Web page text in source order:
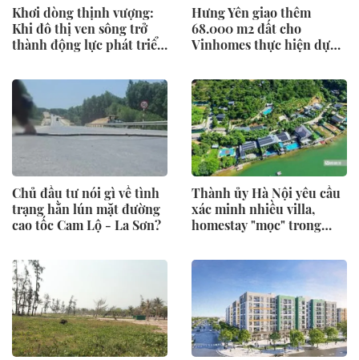
Khơi dòng thịnh vượng:
Khi đô thị ven sông trở
thành động lực phát triển
Hưng Yên giao thêm
68.000 m2 đất cho
Vinhomes thực hiện dự
đồng
Chủ đầu tư nói gì về tình
trạng hằn lún mặt đường
cao tốc Cam Lộ - La Sơn?
Thành ủy Hà Nội yêu cầu
xác minh nhiều villa,
homestay "mọc" trong